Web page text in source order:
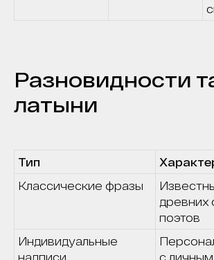
Разновидности
латыни
Тип
Классические фразы
древних
поэтов
Индивидуальные
надписи
с